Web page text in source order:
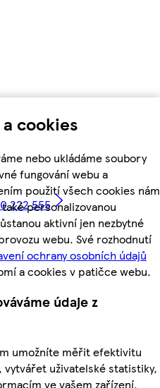
cookies
nebo ukládáme soubory
fungování webu a
použití všech cookies nám
personalizovanou
aktivní jen nezbytné
webu. Své rozhodnutí
ochrany osobních údajů
a cookies v patičce webu.
údaje z
umožníte měřit efektivitu
vytvářet uživatelské statistiky,
ve vašem zařízení,
222 555